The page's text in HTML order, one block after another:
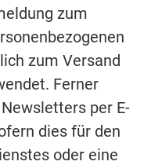
zum
zum Versand
Ferner
per E-
dies für den
oder eine